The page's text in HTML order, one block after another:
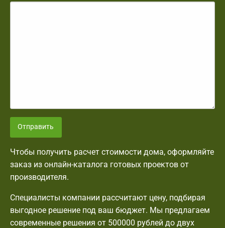
Отправить
Чтобы получить расчет стоимости дома, оформляйте
заказ из онлайн-каталога готовых проектов от
производителя.
Специалисты компании рассчитают цену, подбирая
выгодное решение под ваш бюджет. Мы предлагаем
современные решения от 500000 рублей до двух